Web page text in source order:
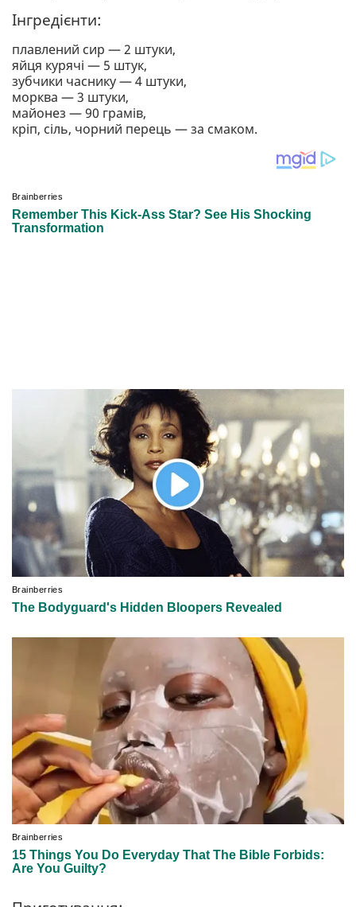
Інгредієнти:
плавлений сир — 2 штуки,
яйця курячі — 5 штук,
зубчики часнику — 4 штуки,
морква — 3 штуки,
майонез — 90 грамів,
кріп, сіль, чорний перець — за смаком.